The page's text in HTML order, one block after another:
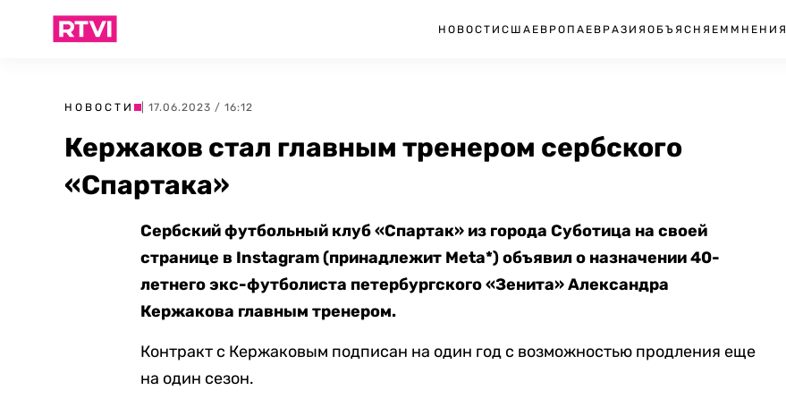
НОВОСТИ США ЕВРОПА ЕВРАЗИЯ ОБЪЯСНЯЕМ МНЕНИЯ
НОВОСТИ | 17.06.2023 / 16:12
Кержаков стал главным тренером сербского
«Спартака»
Сербский футбольный клуб «Спартак» из города Суботица на своей
странице в Instagram (принадлежит Meta*) объявил о назначении 40-
летнего экс-футболиста петербургского «Зенита» Александра
Кержакова главным тренером.
Контракт с Кержаковым подписан на один год с возможностью продления еще
на один сезон.